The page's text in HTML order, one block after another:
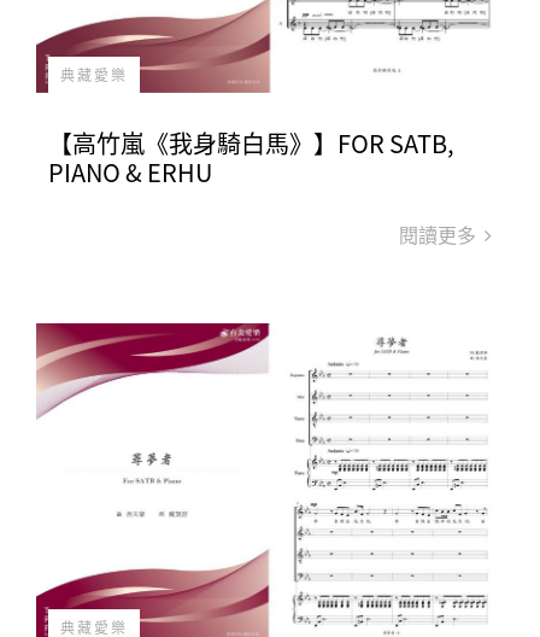
典藏愛樂
【高竹嵐《我身騎白馬》】FOR SATB,
PIANO & ERHU
閱讀更多
典藏愛樂